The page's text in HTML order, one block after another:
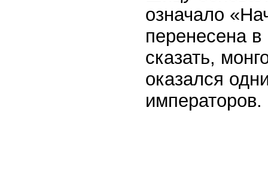
означало
перенесена
сказать,
оказался
императоров.